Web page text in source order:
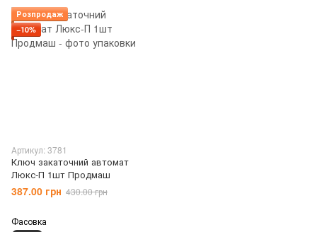
Розпродаж
−10%
Артикул: 3781
Ключ закаточний автомат
Люкс-П 1шт Продмаш
387.00 грн 430.00 грн
Фасовка